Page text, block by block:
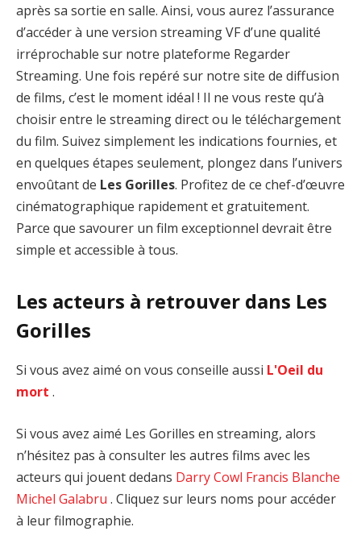
après sa sortie en salle. Ainsi, vous aurez l’assurance
d’accéder à une version streaming VF d’une qualité
irréprochable sur notre plateforme Regarder
Streaming. Une fois repéré sur notre site de diffusion
de films, c’est le moment idéal ! Il ne vous reste qu’à
choisir entre le streaming direct ou le téléchargement
du film. Suivez simplement les indications fournies, et
en quelques étapes seulement, plongez dans l’univers
envoûtant de Les Gorilles. Profitez de ce chef-d’œuvre
cinématographique rapidement et gratuitement.
Parce que savourer un film exceptionnel devrait être
simple et accessible à tous.
Les acteurs à retrouver dans Les
Gorilles
Si vous avez aimé on vous conseille aussi L'Oeil du
mort .
Si vous avez aimé Les Gorilles en streaming, alors
n’hésitez pas à consulter les autres films avec les
acteurs qui jouent dedans Darry Cowl Francis Blanche
Michel Galabru . Cliquez sur leurs noms pour accéder
à leur filmographie.